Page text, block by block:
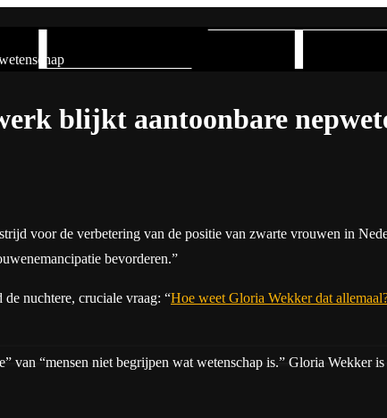
blijkt aantoonbare
voor de verbetering van de positie van zwarte vrouwen in
bevorderen.”
nuchtere, cruciale vraag: “Hoe weet Gloria Wekker dat
“mensen niet begrijpen wat wetenschap is.” Gloria Wekker